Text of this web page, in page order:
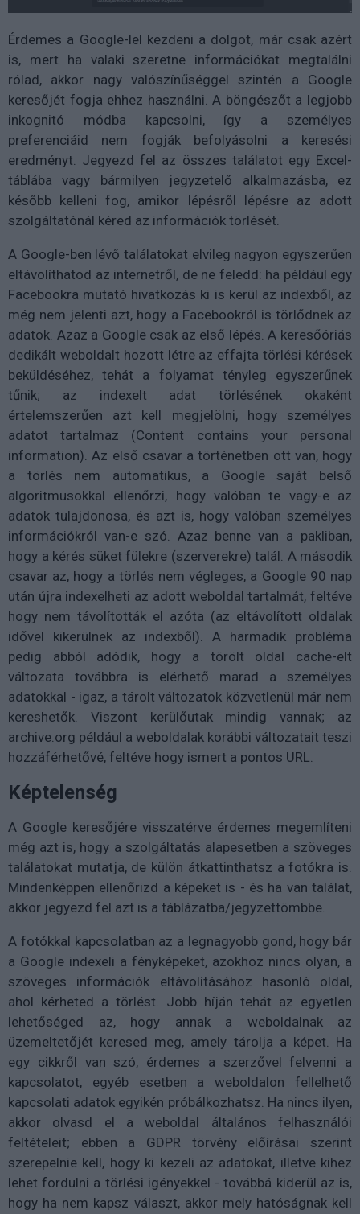
Érdemes a Google-lel kezdeni a dolgot, már csak azért
is, mert ha valaki szeretne információkat megtalálni
rólad, akkor nagy valószínűséggel szintén a Google
keresőjét fogja ehhez használni. A böngészőt a legjobb
inkognitó módba kapcsolni, így a személyes
preferenciáid nem fogják befolyásolni a keresési
eredményt. Jegyezd fel az összes találatot egy Excel-
táblába vagy bármilyen jegyzetelő alkalmazásba, ez
később kelleni fog, amikor lépésről lépésre az adott
szolgáltatónál kéred az információk törlését.
A Google-ben lévő találatokat elvileg nagyon egyszerűen
eltávolíthatod az internetről, de ne feledd: ha például egy
Facebookra mutató hivatkozás ki is kerül az indexből, az
még nem jelenti azt, hogy a Facebookról is törlődnek az
adatok. Azaz a Google csak az első lépés. A keresőóriás
dedikált weboldalt hozott létre az effajta törlési kérések
beküldéséhez, tehát a folyamat tényleg egyszerűnek
tűnik; az indexelt adat törlésének okaként
értelemszerűen azt kell megjelölni, hogy személyes
adatot tartalmaz (Content contains your personal
information). Az első csavar a történetben ott van, hogy
a törlés nem automatikus, a Google saját belső
algoritmusokkal ellenőrzi, hogy valóban te vagy-e az
adatok tulajdonosa, és azt is, hogy valóban személyes
információkról van-e szó. Azaz benne van a pakliban,
hogy a kérés süket fülekre (szerverekre) talál. A második
csavar az, hogy a törlés nem végleges, a Google 90 nap
után újra indexelheti az adott weboldal tartalmát, feltéve
hogy nem távolították el azóta (az eltávolított oldalak
idővel kikerülnek az indexből). A harmadik probléma
pedig abból adódik, hogy a törölt oldal cache-elt
változata továbbra is elérhető marad a személyes
adatokkal - igaz, a tárolt változatok közvetlenül már nem
kereshetők. Viszont kerülőutak mindig vannak; az
archive.org például a weboldalak korábbi változatait teszi
hozzáférhetővé, feltéve hogy ismert a pontos URL.
Képtelenség
A Google keresőjére visszatérve érdemes megemlíteni
még azt is, hogy a szolgáltatás alapesetben a szöveges
találatokat mutatja, de külön átkattinthatsz a fotókra is.
Mindenképpen ellenőrizd a képeket is - és ha van találat,
akkor jegyezd fel azt is a táblázatba/jegyzettömbbe.
A fotókkal kapcsolatban az a legnagyobb gond, hogy bár
a Google indexeli a fényképeket, azokhoz nincs olyan, a
szöveges információk eltávolításához hasonló oldal,
ahol kérheted a törlést. Jobb híján tehát az egyetlen
lehetőséged az, hogy annak a weboldalnak az
üzemeltetőjét keresed meg, amely tárolja a képet. Ha
egy cikkről van szó, érdemes a szerzővel felvenni a
kapcsolatot, egyéb esetben a weboldalon fellelhető
kapcsolati adatok egyikén próbálkozhatsz. Ha nincs ilyen,
akkor olvasd el a weboldal általános felhasználói
feltételeit; ebben a GDPR törvény előírásai szerint
szerepelnie kell, hogy ki kezeli az adatokat, illetve kihez
lehet fordulni a törlési igényekkel - továbbá kiderül az is,
hogy ha nem kapsz választ, akkor mely hatóságnak kell